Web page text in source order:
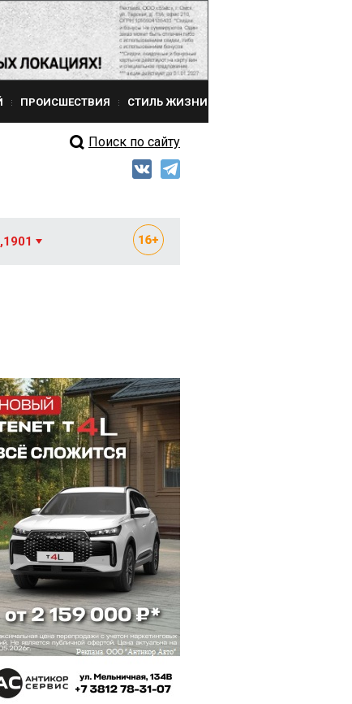
ПРОИСШЕСТВИЯ СТИЛЬ ЖИЗНИ
Поиск по сайту